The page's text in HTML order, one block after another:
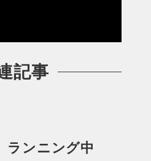
記事
ランニング中